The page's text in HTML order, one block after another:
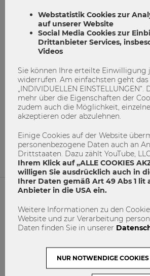
kommende
Gedächtnispalast Karteikarten
Lerntechniken
Mindmapping
1 0
NETIQUETTE
IMPRESSUM
DATENSCHUTZ
Webstatistik Cookies zur
auf unserer Website
Social Media Cookies zur
Drittanbieter Services,
Videos
Sie können Ihre erteilte Einwilligung
widerrufen. Am einfachsten geht
„INDIVIDUELLEN
mehr über die Eigenschaften der
zudem auch die Möglichkeit,
akzeptieren oder abzulehnen.
Einige Cookies auf der Website
personenbezogene Daten auch an
Drittstaaten. Dazu zählt YouTube,
Ihrem Klick auf „ALLE COOKIES
willigen Sie ausdrücklich auch in
Ihrer Daten gemäß Art 49 Abs 1 lit
Anbieter in die USA ein.
Weitere Informationen zu den
Website und zur Verarbeitung
Daten finden Sie in unserer
NUR NOTWENDIGE